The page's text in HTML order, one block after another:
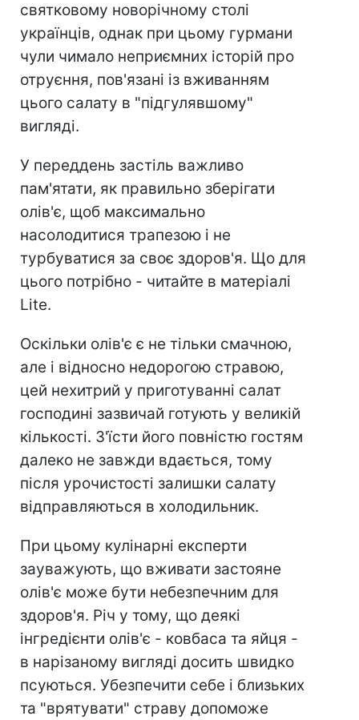
святковому новорічному столі
українців, однак при цьому гурмани
чули чимало неприємних історій про
отруєння, пов'язані із вживанням
цього салату в "підгулявшому"
вигляді.
У переддень застіль важливо
пам'ятати, як правильно зберігати
олів'є, щоб максимально
насолодитися трапезою і не
турбуватися за своє здоров'я. Що для
цього потрібно - читайте в матеріалі
Lite.
Оскільки олів'є є не тільки смачною,
але і відносно недорогою стравою,
цей нехитрий у приготуванні салат
господині зазвичай готують у великій
кількості. З'їсти його повністю гостям
далеко не завжди вдається, тому
після урочистості залишки салату
відправляються в холодильник.
При цьому кулінарні експерти
зауважують, що вживати застояне
олів'є може бути небезпечним для
здоров'я. Річ у тому, що деякі
інгредієнти олів'є - ковбаса та яйця -
в нарізаному вигляді досить швидко
псуються. Убезпечити себе і близьких
та "врятувати" страву допоможе